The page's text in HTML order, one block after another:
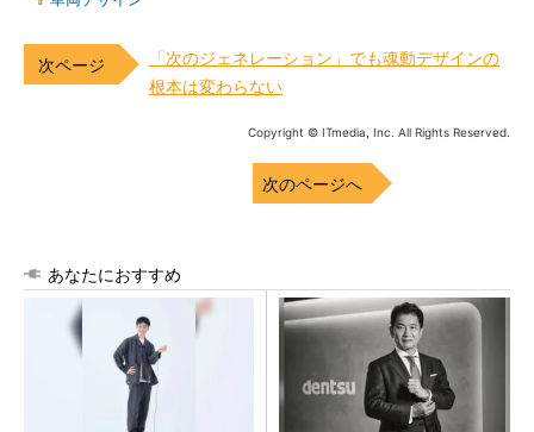
「次のジェネレーション」でも魂動デザインの
根本は変わらない
Copyright © ITmedia, Inc. All Rights Reserved.
次のページへ
あなたにおすすめ